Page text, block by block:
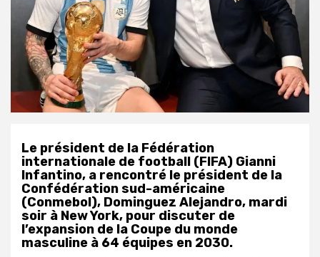
Le président de la Fédération
internationale de football (FIFA) Gianni
Infantino, a rencontré le président de la
Confédération sud-américaine
(Conmebol), Dominguez Alejandro, mardi
soir à New York, pour discuter de
l’expansion de la Coupe du monde
masculine à 64 équipes en 2030.